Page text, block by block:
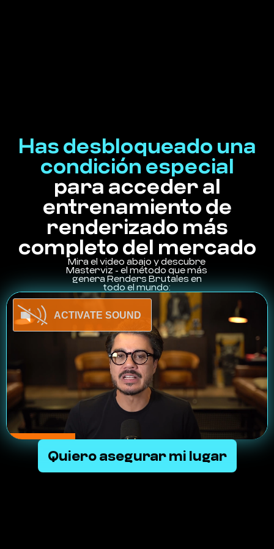
Has desbloqueado una
condición especial
para acceder al
entrenamiento de
renderizado más
completo del mercado
Mira el video abajo y descubre
Masterviz - el método que más
genera Renders Brutales en
todo el mundo:
Quiero asegurar mi lugar